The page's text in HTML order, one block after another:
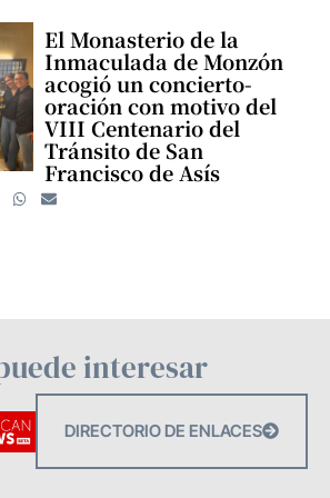
El Monasterio de la
Inmaculada de Monzón
acogió un concierto-
oración con motivo del
VIII Centenario del
Tránsito de San
Francisco de Asís
interesar
DIRECTORIO DE ENLACES